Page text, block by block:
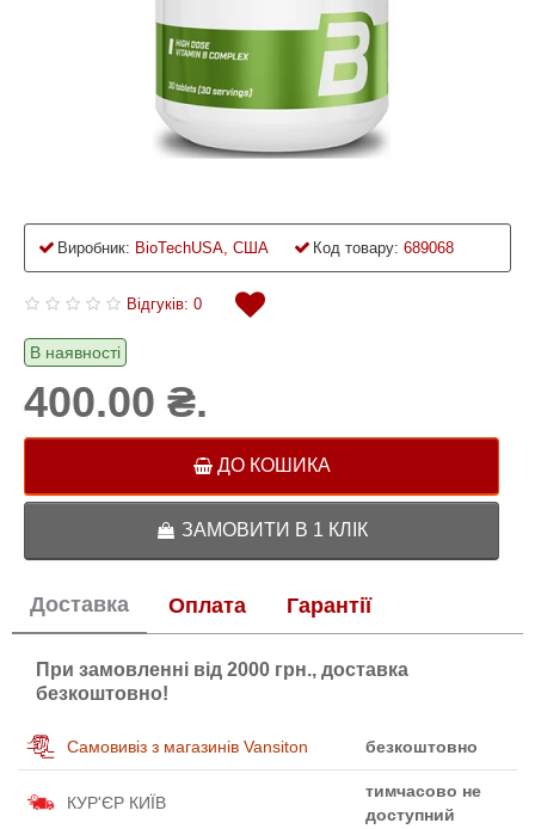
Виробник: BioTechUSA, США Код товару: 689068
Відгуків: 0
В наявності
400.00 ₴.
ДО КОШИКА
ЗАМОВИТИ В 1 КЛІК
Доставка Оплата Гарантії
При замовленні від 2000 грн., доставка
безкоштовно!
Самовивіз з магазинів Vansiton безкоштовно
КУР'ЄР КИЇВ
тимчасово не
доступний